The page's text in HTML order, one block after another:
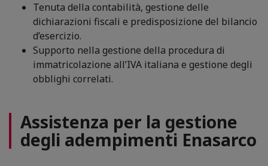
Tenuta della contabilità, gestione delle
dichiarazioni fiscali e predisposizione del bilancio
d’esercizio.
Supporto nella gestione della procedura di
immatricolazione all’IVA italiana e gestione degli
obblighi correlati.
Assistenza per la gestione
degli adempimenti Enasarco